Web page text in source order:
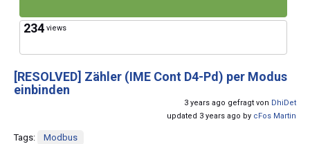
234 views
[RESOLVED] Zähler (IME Cont D4-Pd) per Modus
einbinden
3 years ago gefragt von DhiDet
updated 3 years ago by cFos Martin
Tags:
Modbus